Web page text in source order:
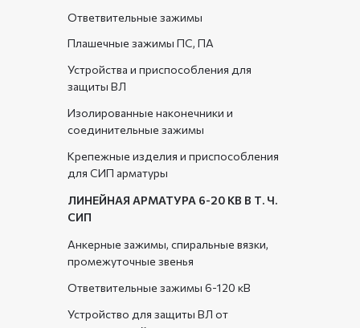
ЛИНЕЙНАЯ АРМАТУРА 6-20 КВ В Т. Ч.
СИП
Устройство для защиты ВЛ от
Ответвительные зажимы 6-120 кВ
Анкерные зажимы, спиральные вязки,
промежуточные звенья
Крепежные изделия и приспособления
для СИП арматуры
Изолированные наконечники и
соединительные зажимы
Устройства и приспособления для
защиты ВЛ
Плашечные зажимы ПС, ПА
Ответвительные зажимы